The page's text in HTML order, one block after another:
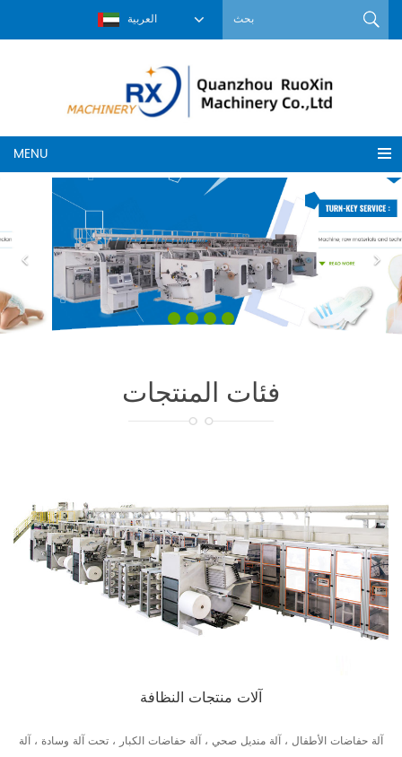
العربية
MENU
فئات المنتجات
آلات منتجات النظافة
آلة حفاضات الأطفال ، آلة منديل صحي ، آلة حفاضات الكبار ، تحت آلة وسادة ، آلة